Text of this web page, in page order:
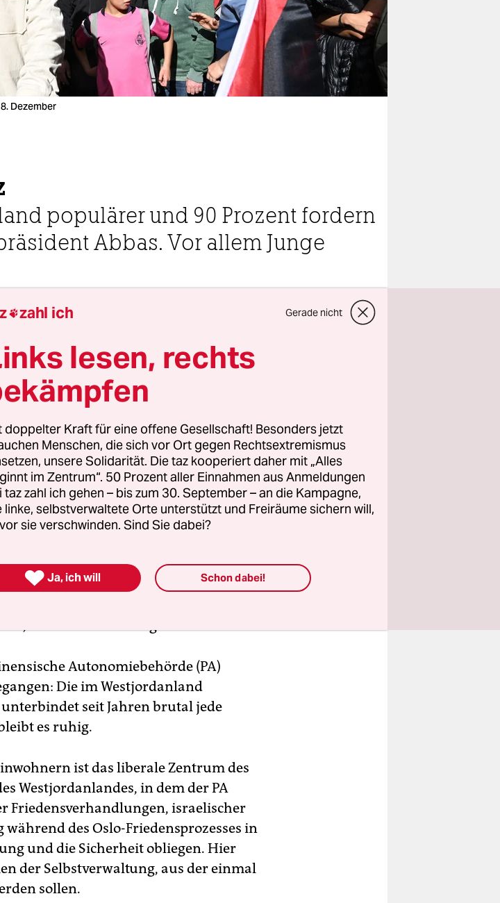
Dezember
populärer und 90 Prozent fordern
Abbas. Vor allem Junge
Felix Wellisch
versammeln sich auf dem
etwa zweihundert Menschen. Auf
der Cafés flackern Bilder hunderter
die Unterhose ausgezogener Gazaner,
In den Gesichtern in Ramallah
Protestierenden fordern ein Ende der
„Danke, danke, oh Kassam“, an die
des militärischen Arms der
Autonomiebehörde (PA)
Die im Westjordanland
seit Jahren brutal jede
es ruhig.
ist das liberale Zentrum des
Westjordanlandes, in dem der PA
Friedensverhandlungen, israelischer
des Oslo-Friedensprozesses in
und die Sicherheit obliegen. Hier
der Selbstverwaltung, aus der einmal
sollen.
zahl ich Gerade nicht
lesen, rechts
doppelter Kraft für eine offene Gesellschaft! Besonders jetzt
Menschen, die sich vor Ort gegen Rechtsextremismus
unsere Solidarität. Die taz kooperiert daher mit „Alles
im Zentrum“. 50 Prozent aller Einnahmen aus Anmeldungen
taz zahl ich gehen – bis zum 30. September – an die Kampagne,
linke, selbstverwaltete Orte unterstützt und Freiräume sichern will,
sie verschwinden. Sind Sie dabei?
 Ja, ich will Schon dabei!